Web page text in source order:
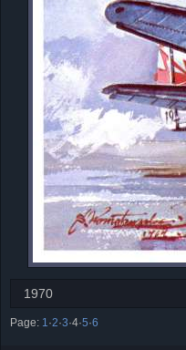
1970
Page: 1 ·2·3·4·5·6